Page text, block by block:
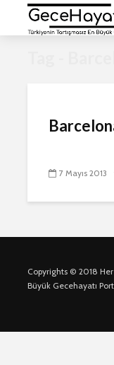
7 Mayıs 2013
Copyrights © 2018 Her
Büyük Gecehayatı